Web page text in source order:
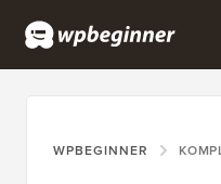
WPBEGINNER KOMPLETNY